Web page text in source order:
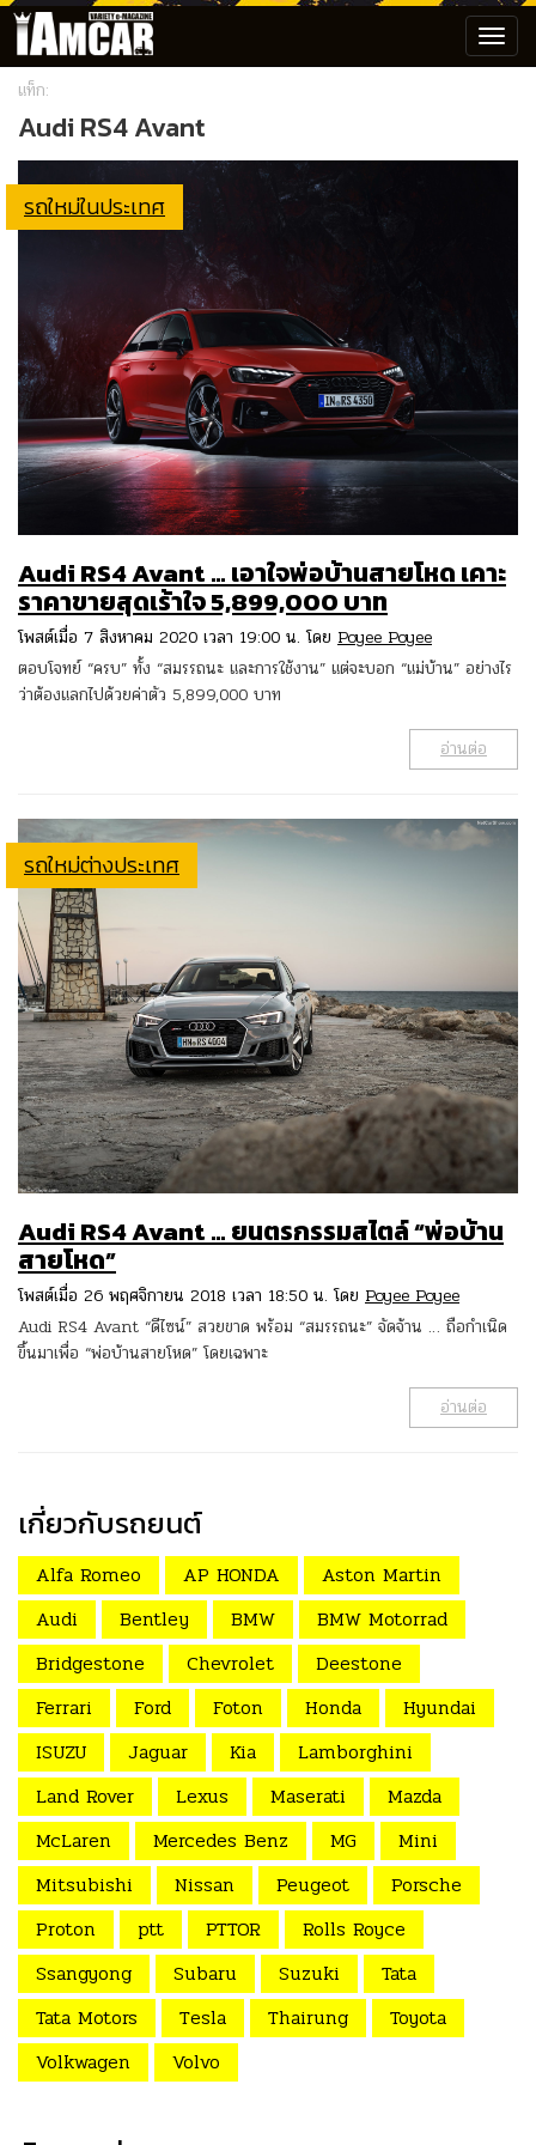
แท็ก:
Audi RS4 Avant
รถใหม่ในประเทศ
Audi RS4 Avant … เอาใจพ่อบ้านสายโหด เคาะ
ราคาขายสุดเร้าใจ 5,899,000 บาท
โพสต์เมื่อ 7 สิงหาคม 2020 เวลา 19:00 น. โดย Poyee Poyee
ตอบโจทย์ “ครบ” ทั้ง “สมรรถนะ และการใช้งาน” แต่จะบอก “แม่บ้าน” อย่างไร
ว่าต้องแลกไปด้วยค่าตัว 5,899,000 บาท
อ่านต่อ
รถใหม่ต่างประเทศ
Audi RS4 Avant … ยนตรกรรมสไตล์ “พ่อบ้าน
สายโหด”
โพสต์เมื่อ 26 พฤศจิกายน 2018 เวลา 18:50 น. โดย Poyee Poyee
Audi RS4 Avant “ดีไซน์” สวยขาด พร้อม “สมรรถนะ” จัดจ้าน … ถือกำเนิด
ขึ้นมาเพื่อ “พ่อบ้านสายโหด” โดยเฉพาะ
อ่านต่อ
เกี่ยวกับรถยนต์
Alfa Romeo AP HONDA
Aston Martin
Audi
Bentley BMW
BMW Motorrad
Bridgestone
Chevrolet
Deestone
Ferrari
Ford Foton Honda
Hyundai
ISUZU
Jaguar Kia
Lamborghini
Land Rover
Lexus Maserati
Mazda
McLaren
Mercedes Benz MG
Mini
Mitsubishi
Nissan Peugeot
Porsche
Proton
ptt PTTOR
Rolls Royce
Ssangyong
Subaru Suzuki
Tata
Tata Motors
Tesla Thairung
Toyota
Volkwagen
Volvo